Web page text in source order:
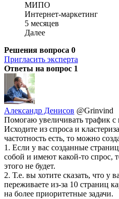
МИПО
Интернет-маркетинг
5 месяцев
Далее
Решения вопроса 0
Пригласить эксперта
Ответы на вопрос 1
Александр Денисов @Grinvind
Помогаю увеличивать трафик с
Исходите из спроса и
частотность есть, то можно
1. Если у вас созданные
собой и имеют какой-то спрос,
этого не будет.
2. Т.е. вы хотите сказать, что у
переживаете из-за 10 страниц
на более приоритетные задачи.